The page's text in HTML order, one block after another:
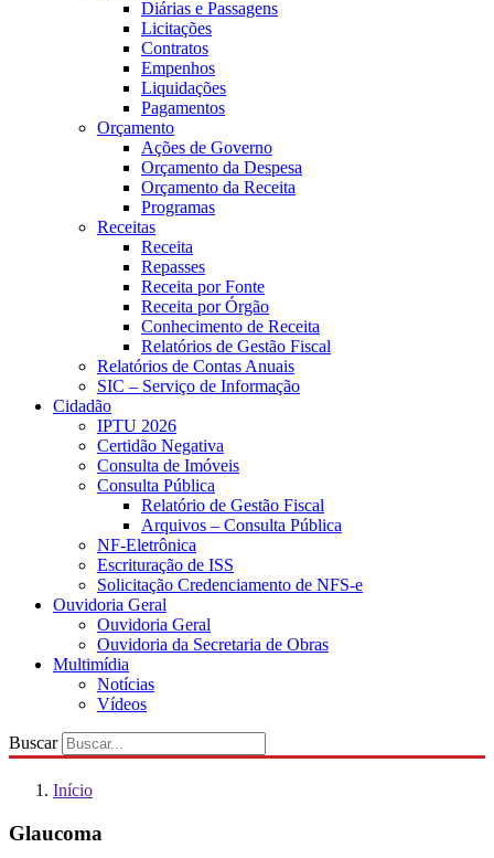
Diárias e Passagens
Licitações
Contratos
Empenhos
Liquidações
Pagamentos
Orçamento
Ações de Governo
Orçamento da Despesa
Orçamento da Receita
Programas
Receitas
Receita
Repasses
Receita por Fonte
Receita por Órgão
Conhecimento de Receita
Relatórios de Gestão Fiscal
Relatórios de Contas Anuais
SIC – Serviço de Informação
Cidadão
IPTU 2026
Certidão Negativa
Consulta de Imóveis
Consulta Pública
Relatório de Gestão Fiscal
Arquivos – Consulta Pública
NF-Eletrônica
Escrituração de ISS
Solicitação Credenciamento de NFS-e
Ouvidoria Geral
Ouvidoria Geral
Ouvidoria da Secretaria de Obras
Multimídia
Notícias
Vídeos
Buscar
Início
Glaucoma